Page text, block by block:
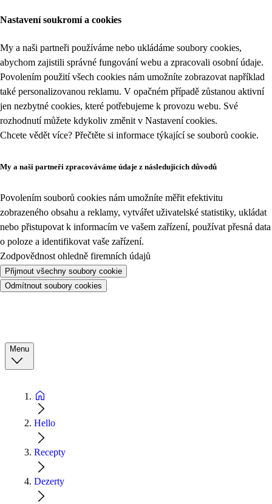
Nastavení soukromí a cookies
My a naši partneři používáme nebo ukládáme soubory cookies,
abychom zajistili správné fungování webu a zpracovali osobní údaje.
Povolením použití všech cookies nám umožníte zobrazovat například
také personalizovanou reklamu. V opačném případě zůstanou aktivní
jen nezbytné cookies, které potřebujeme k provozu webu. Své
rozhodnutí můžete kdykoliv změnit v Nastavení cookies.
Chcete vědět více? Přečtěte si informace týkající se souborů cookie.
My a naši partneři zpracováváme údaje z následujících důvodů
Povolením souborů cookies nám umožníte měřit efektivitu
zobrazeného obsahu a reklamy, vytvářet uživatelské statistiky, ukládat
nebo přistupovat k informacím ve vašem zařízení, používat přesná data
o poloze a identifikovat vaše zařízení.
Zodpovědnost ohledně firemních údajů
Přijmout všechny soubory cookie
Odmítnout soubory cookies
Menu
Hello
Recepty
Dezerty